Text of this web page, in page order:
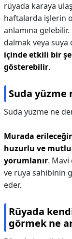
rüyada karaya
haftalarda işlerin
anlamına
dalmak veya suya
içinde etkili bir
gösterebilir.
Suda yüzme
Suda yüzme ne
Murada
huzurlu ve mutlu
yorumlanır. Mavi
ve rüya sahibinin
eder.
Rüyada
görmek ne